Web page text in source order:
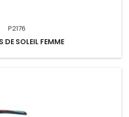
P2176
DE SOLEIL FEMME